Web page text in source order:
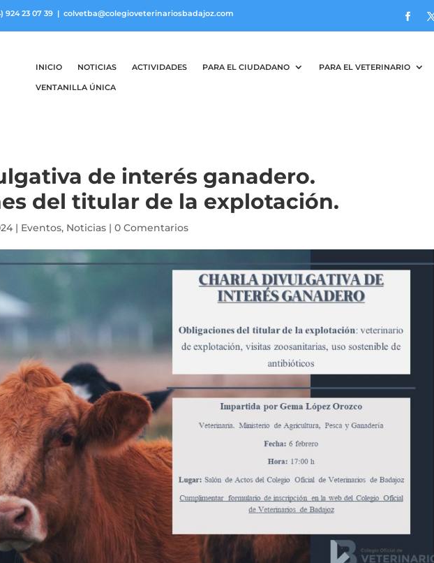
924 23 07 39 | colvetba@colegioveterinariosbadajoz.com
INICIO NOTICIAS ACTIVIDADES PARA EL CIUDADANO PARA EL VETERINARIO
VENTANILLA ÚNICA
de interés ganadero.
del titular de la explotación.
| Eventos, Noticias |0 Comentarios